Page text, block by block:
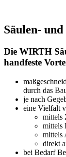
Säulen-
Die WIRTH
handfeste
durch das
je nach
eine Vielfalt
mittels
mittels
mittels
direkt
bei Bedarf